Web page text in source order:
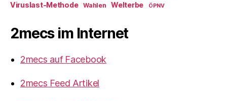
Viruslast-Methode Wahlen Welterbe ÖPNV
2mecs im Internet
2mecs auf Facebook
2mecs Feed Artikel